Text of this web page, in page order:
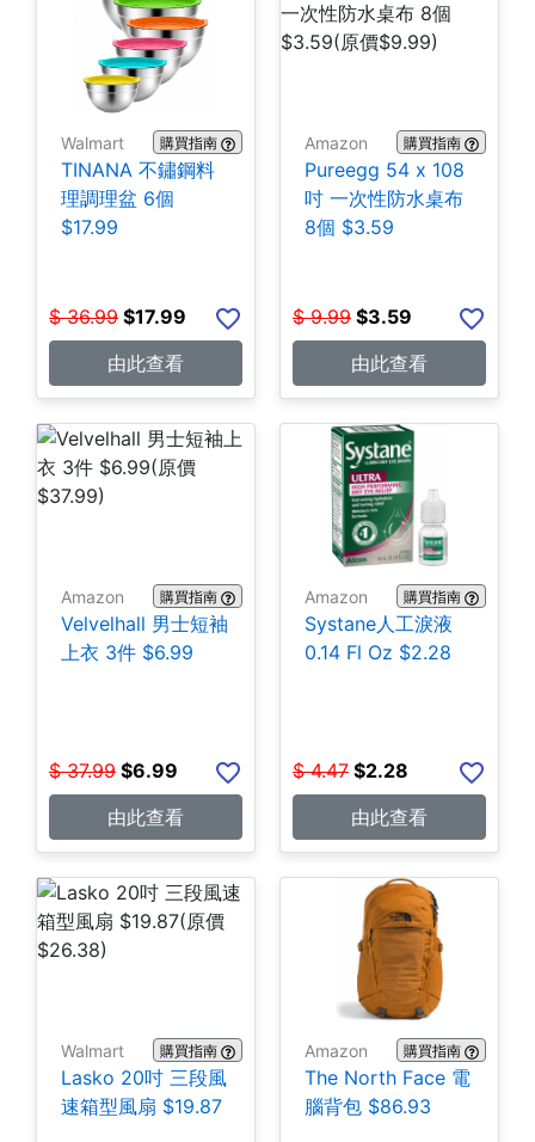
Walmart 購買指南
TINANA 不鏽鋼料
理調理盆 6個
$17.99
$ 36.99 $17.99
由此查看
Amazon 購買指南
Pureegg 54 x 108
吋 一次性防水桌布
8個 $3.59
$ 9.99 $3.59
由此查看
Amazon 購買指南
Velvelhall 男士短袖
上衣 3件 $6.99
$ 37.99 $6.99
由此查看
Amazon 購買指南
Systane人工淚液
0.14 Fl Oz $2.28
$ 4.47 $2.28
由此查看
Walmart 購買指南
Lasko 20吋 三段風
速箱型風扇 $19.87
Amazon 購買指南
The North Face 電
腦背包 $86.93